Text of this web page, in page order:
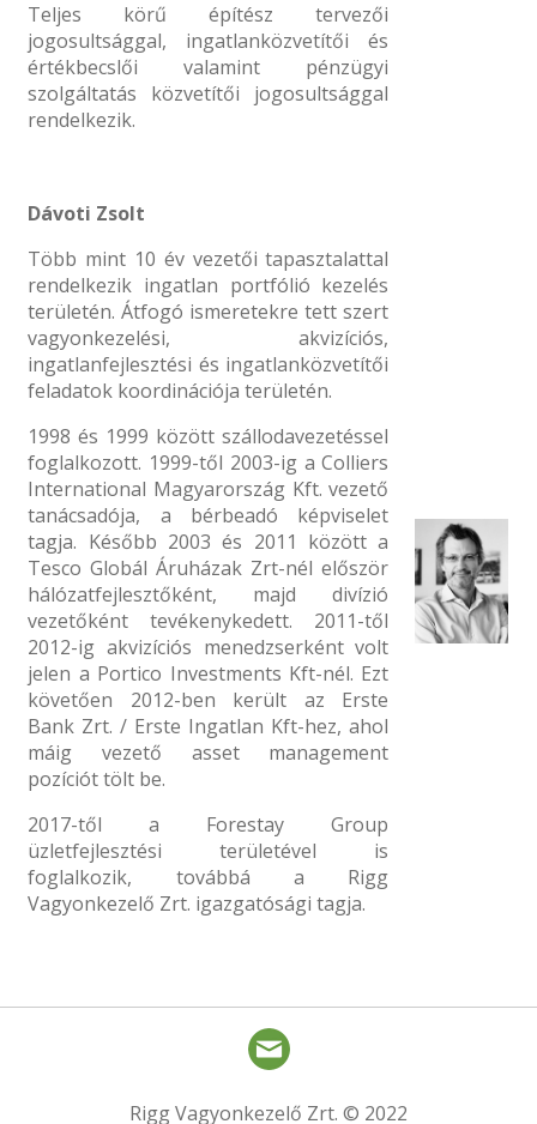
Teljes körű építész tervezői
jogosultsággal, ingatlanközvetítői és
értékbecslői valamint pénzügyi
szolgáltatás közvetítői jogosultsággal
rendelkezik.
Dávoti Zsolt
Több mint 10 év vezetői tapasztalattal
rendelkezik ingatlan portfólió kezelés
területén. Átfogó ismeretekre tett szert
vagyonkezelési, akvizíciós,
ingatlanfejlesztési és ingatlanközvetítői
feladatok koordinációja területén.
1998 és 1999 között szállodavezetéssel
foglalkozott. 1999-től 2003-ig a Colliers
International Magyarország Kft. vezető
tanácsadója, a bérbeadó képviselet
tagja. Később 2003 és 2011 között a
Tesco Globál Áruházak Zrt-nél először
hálózatfejlesztőként, majd divízió
vezetőként tevékenykedett. 2011-től
2012-ig akvizíciós menedzserként volt
jelen a Portico Investments Kft-nél. Ezt
követően 2012-ben került az Erste
Bank Zrt. / Erste Ingatlan Kft-hez, ahol
máig vezető asset management
pozíciót tölt be.
2017-től a Forestay Group
üzletfejlesztési területével is
foglalkozik, továbbá a Rigg
Vagyonkezelő Zrt. igazgatósági tagja.
Rigg Vagyonkezelő Zrt. © 2022